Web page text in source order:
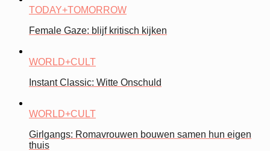
TODAY+TOMORROW
Female Gaze: blijf kritisch kijken
WORLD+CULT
Instant Classic: Witte Onschuld
WORLD+CULT
Girlgangs: Romavrouwen bouwen samen hun eigen
thuis